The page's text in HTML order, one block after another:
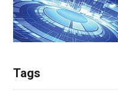
Tags